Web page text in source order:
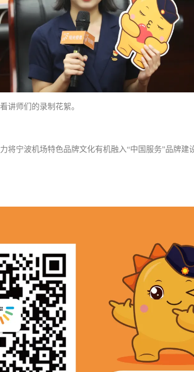
讲师们的录制花絮。
将宁波机场特色品牌文化有机融入“中国服务”品牌建